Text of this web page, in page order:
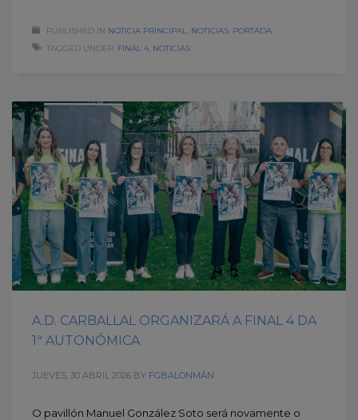
PUBLISHED IN NOTICIA PRINCIPAL NOTICIAS PORTADA
TAGGED UNDER: FINAL 4 NOTICIAS
A.D. CARBALLAL ORGANIZARÁ A FINAL 4 DA
1ª AUTONÓMICA
JUEVES, 30 ABRIL 2026 BY FGBALONMÁN
O pavillón Manuel González Soto será novamente o